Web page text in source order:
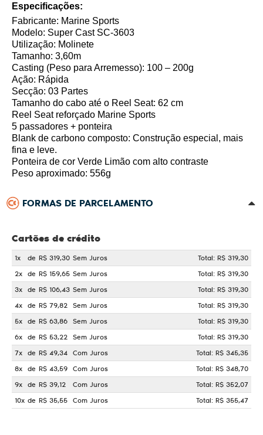
Especificações:
Fabricante: Marine Sports
Modelo: Super Cast SC-3603
Utilização: Molinete
Tamanho: 3,60m
Casting (Peso para Arremesso): 100 – 200g
Ação: Rápida
Secção: 03 Partes
Tamanho do cabo até o Reel Seat: 62 cm
Reel Seat reforçado Marine Sports
5 passadores + ponteira
Blank de carbono composto: Construção especial, mais
fina e leve.
Ponteira de cor Verde Limão com alto contraste
Peso aproximado: 556g
FORMAS DE PARCELAMENTO
Cartões de crédito
1x de R$ 319,30 Sem Juros
Total: R$ 319,30
2x de R$ 159,65 Sem Juros
Total: R$ 319,30
3x de R$ 106,43 Sem Juros
Total: R$ 319,30
4x de R$ 79,82 Sem Juros
Total: R$ 319,30
5x de R$ 63,86 Sem Juros
Total: R$ 319,30
6x de R$ 53,22 Sem Juros
Total: R$ 319,30
7x de R$ 49,34 Com Juros
Total: R$ 345,35
8x de R$ 43,59 Com Juros
Total: R$ 348,70
9x de R$ 39,12 Com Juros
Total: R$ 352,07
10x de R$ 35,55 Com Juros Total: R$ 355,47